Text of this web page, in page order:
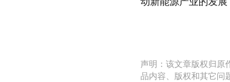
声明：该文章版权归原
品内容、版权和其它问